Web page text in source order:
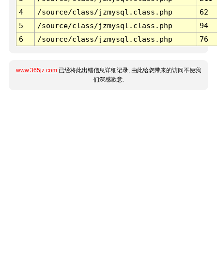
4
/source/class/jzmysql.class.php
62
5
/source/class/jzmysql.class.php
94
6
/source/class/jzmysql.class.php 76
www.365jz.com 已经将此出错信息详细记录, 由此给您带来的访问不便我
们深感歉意.